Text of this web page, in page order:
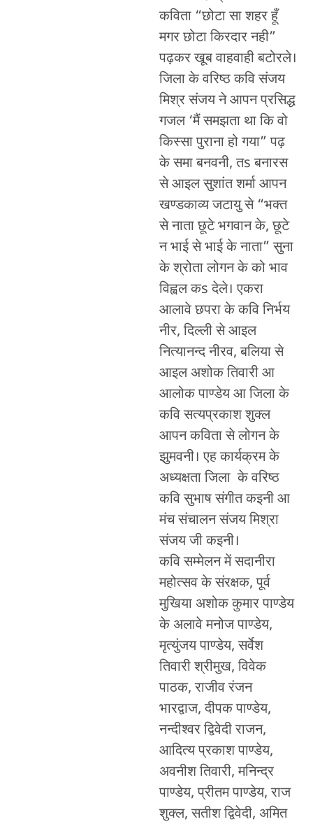
कविता “छोटा सा शहर हूँ
मगर छोटा किरदार नही”
पढ़कर खूब वाहवाही बटोरले।
जिला के वरिष्ठ कवि संजय
मिश्र संजय ने आपन प्रसिद्ध
गजल ‘मैं समझता था कि वो
किस्सा पुराना हो गया” पढ़
के समा बनवनी, तs बनारस
से आइल सुशांत शर्मा आपन
खण्डकाव्य जटायु से “भक्त
से नाता छूटे भगवान के, छूटे
न भाई से भाई के नाता” सुना
के श्रोता लोगन के को भाव
विह्वल कs देले। एकरा
आलावे छपरा के कवि निर्भय
नीर, दिल्ली से आइल
नित्यानन्द नीरव, बलिया से
आइल अशोक तिवारी आ
आलोक पाण्डेय आ जिला के
कवि सत्यप्रकाश शुक्ल
आपन कविता से लोगन के
झुमवनी। एह कार्यक्रम के
अध्यक्षता जिला के वरिष्ठ
कवि सुभाष संगीत कइनी आ
मंच संचालन संजय मिश्रा
संजय जी कइनी।
कवि सम्मेलन में सदानीरा
महोत्सव के संरक्षक, पूर्व
मुखिया अशोक कुमार पाण्डेय
के अलावे मनोज पाण्डेय,
मृत्युंजय पाण्डेय, सर्वेश
तिवारी श्रीमुख, विवेक
पाठक, राजीव रंजन
भारद्वाज, दीपक पाण्डेय,
नन्दीश्वर द्विवेदी राजन,
आदित्य प्रकाश पाण्डेय,
अवनीश तिवारी, मनिन्द्र
पाण्डेय, प्रीतम पाण्डेय, राज
शुक्ल, सतीश द्विवेदी, अमित